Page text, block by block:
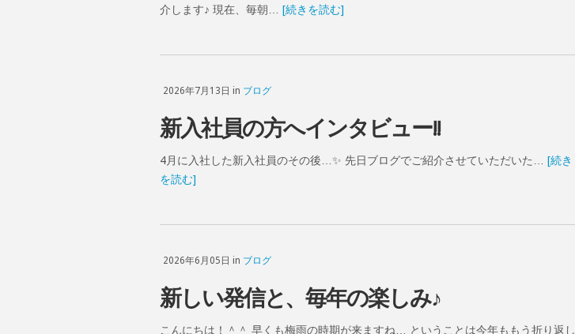
介します♪ 現在、毎朝…
[続きを読む]
2026年7月13日 in ブログ
新入社員の方へインタビュー!!
4月に入社した新入社員のその後…✨️ 先日ブログでご紹介させていただいた…
[続き
を読む]
2026年6月05日 in ブログ
新しい発信と、毎年の楽しみ♪
こんにちは！＾＾ 早くも梅雨の時期が来ますね… ということは今年ももう折り返し